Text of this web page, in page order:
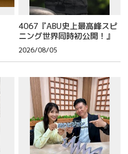
4067『ABU史上最高峰スピ
ニング世界同時初公開！』
2026/08/05